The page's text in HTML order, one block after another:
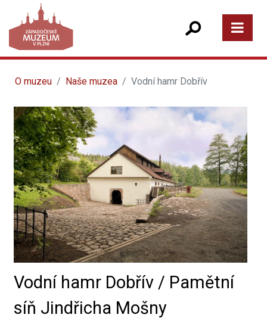
O muzeu Naše muzea Vodní hamr Dobřív
Vodní hamr Dobřív / Pamětní
síň Jindřicha Mošny